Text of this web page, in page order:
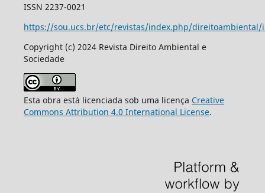
ISSN 2237-0021
https://sou.ucs.br/etc/revistas/index.php/direitoambiental/
Copyright (c) 2024 Revista Direito Ambiental e
Sociedade
Esta obra está licenciada sob uma licença Creative
Commons Attribution 4.0 International License.